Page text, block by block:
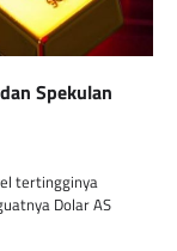
Spekulan
tertingginya
Dolar AS